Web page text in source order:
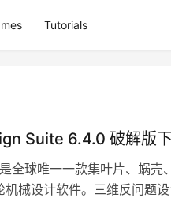
Tutorials
Suite 6.4.0 破解版
全球唯一一款集叶片、蜗壳
械设计软件。三维反问题